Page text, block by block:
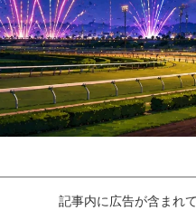
記事内に広告が含まれて